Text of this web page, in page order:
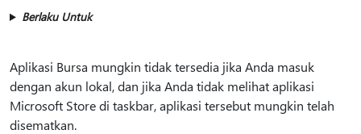
Berlaku Untuk
Aplikasi Bursa mungkin tidak tersedia jika Anda masuk
dengan akun lokal, dan jika Anda tidak melihat aplikasi
Microsoft Store di taskbar, aplikasi tersebut mungkin telah
disematkan.